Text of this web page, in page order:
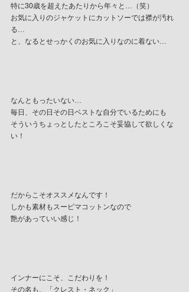
特に30歳を超えたあたりから年々と…（笑）
お気に入りのジャケットにカットソーでは襟が汚れ
る…
と、なるとせっかくのお気に入りなのに着ない…
なんともったいない…
毎日、その日その日ベストな自分でいるためにも
そういうちょっとしたところこそ妥協して欲しくな
い！
だからこそオススメなんです！
しかも素材もスーピマコットンなので
艶があっていい感じ！
インナーにこそ、こだわりを！
その名も、「クレスト・ネック」